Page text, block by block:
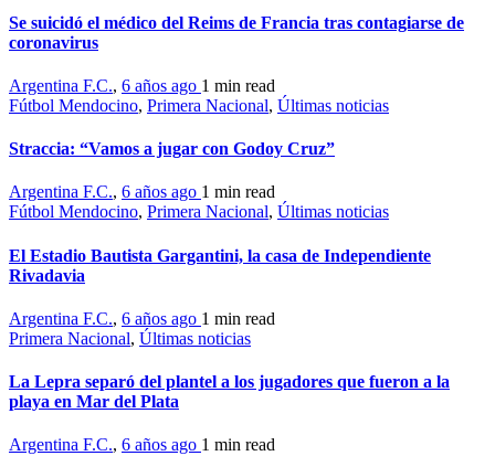
Se suicidó el médico del Reims de Francia tras contagiarse de
coronavirus
Argentina F.C., 6 años ago 1 min read
Fútbol Mendocino, Primera Nacional, Últimas noticias
Straccia: “Vamos a jugar con Godoy Cruz”
Argentina F.C., 6 años ago 1 min read
Fútbol Mendocino, Primera Nacional, Últimas noticias
El Estadio Bautista Gargantini, la casa de Independiente
Rivadavia
Argentina F.C., 6 años ago 1 min read
Primera Nacional, Últimas noticias
La Lepra separó del plantel a los jugadores que fueron a la
playa en Mar del Plata
Argentina F.C., 6 años ago 1 min read